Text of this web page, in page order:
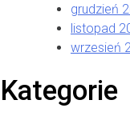
grudzień
listopad
wrzesień
Kategorie